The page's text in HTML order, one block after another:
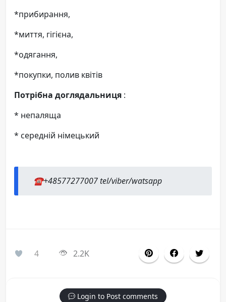
*прибирання,
*миття, гігієна,
*одягання,
*покупки, полив квітів
Потрібна доглядальниця :
* непаляща
* середній німецький
☎️+48577277007 tel/viber/watsapp
4 2.2K
Login to Post comments